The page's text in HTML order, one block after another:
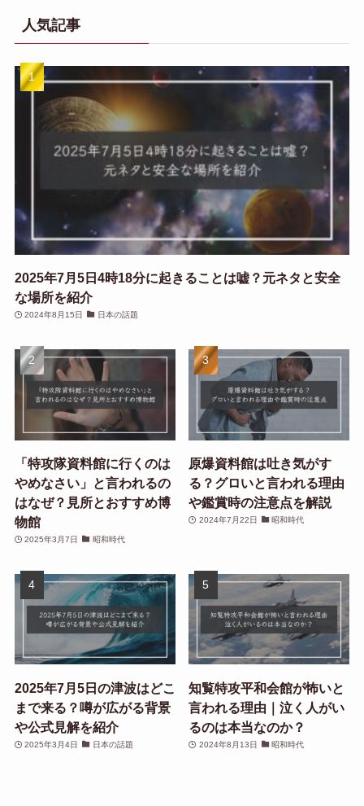
一
人気記事
2025年7月5日4時18分に起きることは嘘？元ネタと安全
な場所を紹介
2024年8月15日 日本の話題
「特攻隊資料館に行くのは
やめなさい」と言われるの
はなぜ？見所とおすすめ博
物館
2025年3月7日 昭和時代
原爆資料館は吐き気がす
る？グロいと言われる理由
や鑑賞時の注意点を解説
2024年7月22日 昭和時代
2025年7月5日の津波はどこ
まで来る？噂が広がる背景
や公式見解を紹介
2025年3月4日 日本の話題
知覧特攻平和会館が怖いと
言われる理由｜泣く人がい
るのは本当なのか？
2024年8月13日 昭和時代